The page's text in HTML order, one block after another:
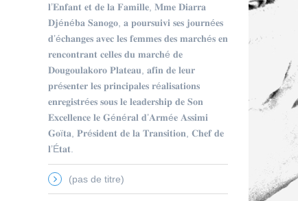
𝐥’𝐄𝐧𝐟𝐚𝐧𝐭 𝐞𝐭 𝐝𝐞 𝐥𝐚 𝐅𝐚𝐦𝐢𝐥𝐥𝐞, 𝐌𝐦𝐞 𝐃𝐢𝐚𝐫𝐫𝐚
𝐃𝐣é𝐧é𝐛𝐚 𝐒𝐚𝐧𝐨𝐠𝐨, 𝐚 𝐩𝐨𝐮𝐫𝐬𝐮𝐢𝐯𝐢 𝐬𝐞𝐬 𝐣𝐨𝐮𝐫𝐧é𝐞𝐬
𝐝’é𝐜𝐡𝐚𝐧𝐠𝐞𝐬 𝐚𝐯𝐞𝐜 𝐥𝐞𝐬 𝐟𝐞𝐦𝐦𝐞𝐬 𝐝𝐞𝐬 𝐦𝐚𝐫𝐜𝐡é𝐬 𝐞𝐧
𝐫𝐞𝐧𝐜𝐨𝐧𝐭𝐫𝐚𝐧𝐭 𝐜𝐞𝐥𝐥𝐞𝐬 𝐝𝐮 𝐦𝐚𝐫𝐜𝐡é 𝐝𝐞
𝐃𝐨𝐮𝐠𝐨𝐮𝐥𝐚𝐤𝐨𝐫𝐨 𝐏𝐥𝐚𝐭𝐞𝐚𝐮, 𝐚𝐟𝐢𝐧 𝐝𝐞 𝐥𝐞𝐮𝐫
𝐩𝐫é𝐬𝐞𝐧𝐭𝐞𝐫 𝐥𝐞𝐬 𝐩𝐫𝐢𝐧𝐜𝐢𝐩𝐚𝐥𝐞𝐬 𝐫é𝐚𝐥𝐢𝐬𝐚𝐭𝐢𝐨𝐧𝐬
𝐞𝐧𝐫𝐞𝐠𝐢𝐬𝐭𝐫é𝐞𝐬 𝐬𝐨𝐮𝐬 𝐥𝐞 𝐥𝐞𝐚𝐝𝐞𝐫𝐬𝐡𝐢𝐩 𝐝𝐞 𝐒𝐨𝐧
𝐄𝐱𝐜𝐞𝐥𝐥𝐞𝐧𝐜𝐞 𝐥𝐞 𝐆é𝐧é𝐫𝐚𝐥 𝐝’𝐀𝐫𝐦é𝐞 𝐀𝐬𝐬𝐢𝐦𝐢
𝐆𝐨ï𝐭𝐚, 𝐏𝐫é𝐬𝐢𝐝𝐞𝐧𝐭 𝐝𝐞 𝐥𝐚 𝐓𝐫𝐚𝐧𝐬𝐢𝐭𝐢𝐨𝐧, 𝐂𝐡𝐞𝐟 𝐝𝐞
𝐥’É𝐭𝐚𝐭.
(pas de titre)